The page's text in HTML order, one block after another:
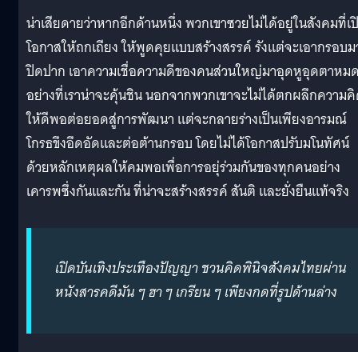
น่าเสียดายว่าหากอีกด้านหนึ่ง พวกเขาซวยไม่ได้อยู่ในสังคมที่เ
โอกาสให้ถกเถียง ให้พูดคุยแบบสร้างสรรค์ รังแต่จะเอากรอบ
ปิดปาก เอาความเชื่อความดีของคนส่วนใหญ่มาอุดหูอุดตาหม
อย่างที่เราน่าจะคุ้นชิน นอกจากพวกเขาจะไม่ได้ตกผลึกความ
ให้ดีพอต่อยอดสู่การพัฒนา แต่จะกลายร่างเป็นเพียงอารมณ์
โกรธขึงอึดอัดและต่อต้านกรอบ โดยไม่ได้โอกาสปรับมโนทัศน์
ด้วยหลักเหตุผลให้คมพอเพื่อการอยุ่ร่วมกันของทุกคนอย่าง
เคารพซึ่งกันและกัน ที่น่าจะสร้างสรรค์ สันติ และยั่งยืนแท้จริง
เปิดบันเทิงประเทืองปัญญา ชวนคิดพินิจสังคมไทยผ่าน
หนังสารคดีมัน ๆ ฮา ๆ เกรียน ๆ เพียงกดที่รูปด้านล่าง